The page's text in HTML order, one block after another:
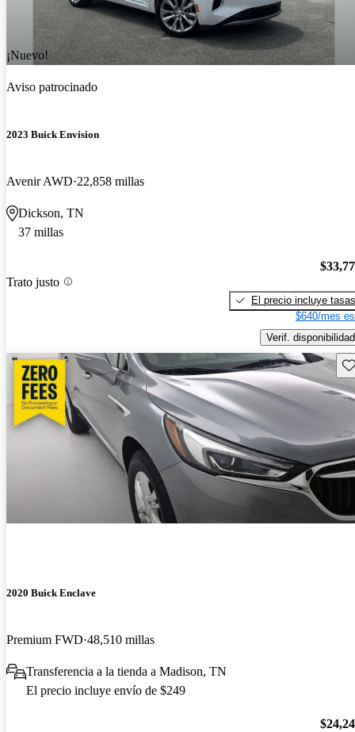
¡Nuevo!
Aviso patrocinado
2023 Buick Envision
Avenir AWD 22,858 millas
Dickson, TN
37 millas
Trato justo
El precio incluye tasas
$640/mes
Verif. disponibilidad
2020 Buick Enclave
Premium FWD 48,510 millas
Transferencia a la tienda a Madison, TN
El precio incluye envío de $249